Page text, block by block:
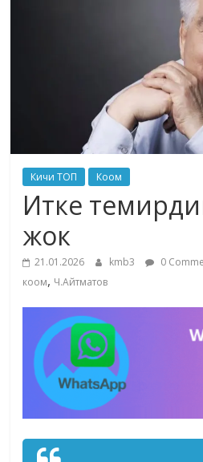
Кичи ТОП Коом
Итке
жок
21.01.2026 kmb3 0
коом, Ч.Айтматов